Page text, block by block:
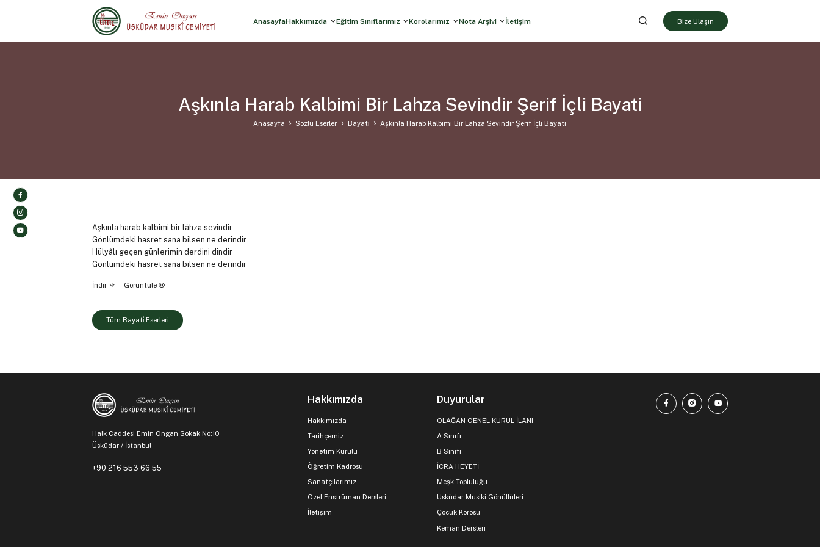
AnasayfaHakkımızda Eğitim Sınıflarımız Korolarımız Nota Arşivi İletişim Bize Ulaşın
Aşkınla Harab Kalbimi Bir Lahza Sevindir Şerif İçli Bayati
Anasayfa Sözlü Eserler Bayati̇ Aşkınla Harab Kalbimi Bir Lahza Sevindir Şerif İçli Bayati
Aşkınla harab kalbimi bir lâhza sevindir
Gönlümdeki hasret sana bilsen ne derindir
Hülyâlı geçen günlerimin derdini dindir
Gönlümdeki hasret sana bilsen ne derindir
İndir Görüntüle
Tüm Bayati̇ Eserleri
Halk Caddesi Emin Ongan Sokak No:10
Üsküdar / İstanbul
+90 216 553 66 55
Hakkımızda
Hakkımızda
Tarihçemiz
Yönetim Kurulu
Öğretim Kadrosu
Sanatçılarımız
Özel Enstrüman Dersleri
İletişim
Duyurular
OLAĞAN GENEL KURUL İLANI
A Sınıfı
B Sınıfı
İCRA HEYETİ
Meşk Topluluğu
Üsküdar Musiki Gönüllüleri
Çocuk Korosu
Keman Dersleri